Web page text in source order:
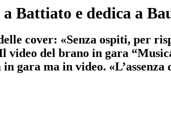
Battiato e dedica a
cover: «Senza ospiti, per
del brano in gara
gara ma in video.